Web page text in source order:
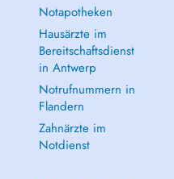
Notapotheken
Hausärzte im
Bereitschaftsdienst
in Antwerp
Notrufnummern in
Flandern
Zahnärzte im
Notdienst